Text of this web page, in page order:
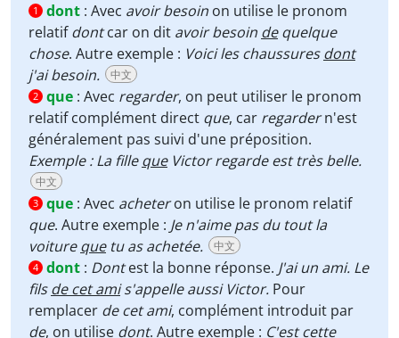
1 dont : Avec avoir besoin on utilise le pronom
relatifdontcar on dit avoir besoin dequelque
chose. Autre exemple : Voici les chaussuresdont
j'ai besoin.
中文
2 que : Avec regarder, on peut utiliser le pronom
relatif complément direct que, car regardern'est
généralement pas suivi d'une préposition.
Exemple : La fillequeVictor regarde est très belle.
中文
3 que : Avec acheteron utilise le pronom relatif
que. Autre exemple : Je n'aime pas du tout la
voiturequetu as achetée. 中文
4 dont : Dontest la bonne réponse. J'ai un ami. Le
filsde cet amis'appelle aussi Victor. Pour
remplacer de cet ami, complément introduit par
de, on utilise dont. Autre exemple : C'est cette